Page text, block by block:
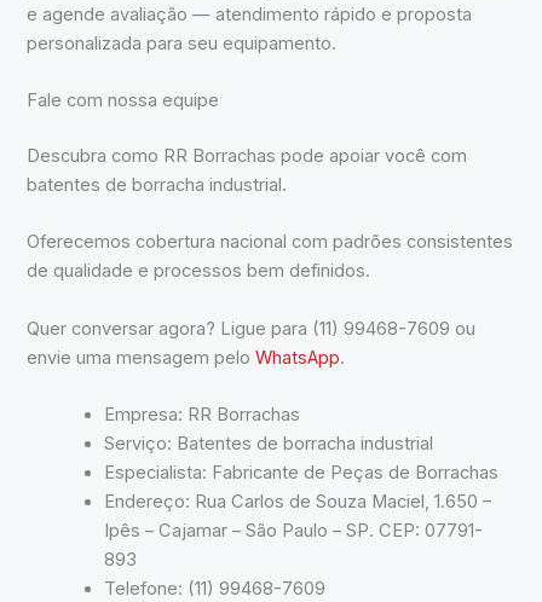
e agende avaliação — atendimento rápido e proposta
personalizada para seu equipamento.
Fale com nossa equipe
Descubra como RR Borrachas pode apoiar você com
batentes de borracha industrial.
Oferecemos cobertura nacional com padrões consistentes
de qualidade e processos bem definidos.
Quer conversar agora? Ligue para (11) 99468-7609 ou
envie uma mensagem peloWhatsApp.
Empresa: RR Borrachas
Serviço: Batentes de borracha industrial
Especialista: Fabricante de Peças de Borrachas
Endereço: Rua Carlos de Souza Maciel, 1.650 –
Ipês – Cajamar – São Paulo – SP. CEP: 07791-
893
Telefone: (11) 99468-7609